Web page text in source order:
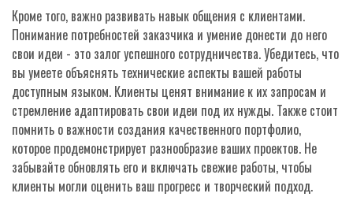
Кроме того, важно развивать навык общения с клиентами.
Понимание потребностей заказчика и умение донести до него
свои идеи - это залог успешного сотрудничества. Убедитесь, что
вы умеете объяснять технические аспекты вашей работы
доступным языком. Клиенты ценят внимание к их запросам и
стремление адаптировать свои идеи под их нужды. Также стоит
помнить о важности создания качественного портфолио,
которое продемонстрирует разнообразие ваших проектов. Не
забывайте обновлять его и включать свежие работы, чтобы
клиенты могли оценить ваш прогресс и творческий подход.